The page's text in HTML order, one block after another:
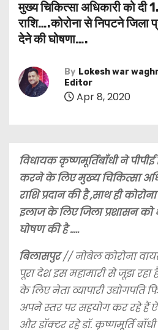
मुख्य चिकित्सा अधिकारी को दी
राशि….कोरोना से निपटने
देने की घोषणा….
By Lokesh war
Editor
Apr 8, 2020
विधायक कृष्णमूर्तिबाँधी ने
करने के लिए मुख्य चिकित्सा
राशि प्रदान की है ,साथ ही
इलाज के लिए जिला प्रशासन
घोषण की है …..
बिलासपुर// नोबेल कोरोना
पूरा देश इस महामारी से जूझ रहा
के लिए नेता व्यापारी
अपने स्तर पर सहयोग कर रहे हैं
और डॉक्टर रहे डॉ. कृष्णमूर्ति